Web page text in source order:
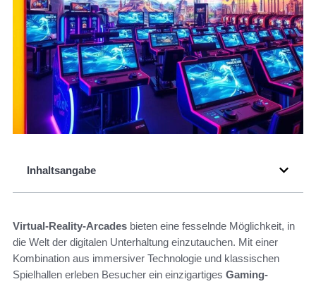
Inhaltsangabe
Virtual-Reality-Arcades bieten eine fesselnde Möglichkeit, in
die Welt der digitalen Unterhaltung einzutauchen. Mit einer
Kombination aus immersiver Technologie und klassischen
Spielhallen erleben Besucher ein einzigartiges Gaming-